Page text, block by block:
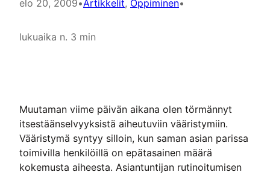
elo 20, 2009•Artikkelit, Oppiminen•
lukuaika n. 3 min
Muutaman viime päivän aikana olen törmännyt
itsestäänselvyyksistä aiheutuviin vääristymiin.
Vääristymä syntyy silloin, kun saman asian parissa
toimivilla henkilöillä on epätasainen määrä
kokemusta aiheesta. Asiantuntijan rutinoitumisen